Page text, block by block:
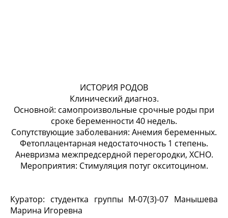
ИСТОРИЯ РОДОВ
Клинический диагноз.
Основной: самопроизвольные срочные роды при
сроке беременности 40 недель.
Сопутствующие заболевания: Анемия беременных.
Фетоплацентарная недостаточность 1 степень.
Аневризма межпредсердной перегородки, ХСНО.
Мероприятия: Стимуляция потуг окситоцином.
Куратор: студентка группы М-07(3)-07 Манышева
Марина Игоревна